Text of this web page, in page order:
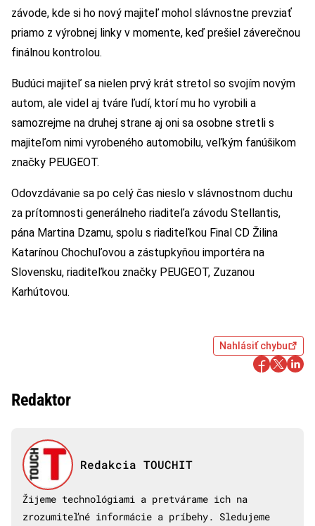
závode, kde si ho nový majiteľ mohol slávnostne prevziať
priamo z výrobnej linky v momente, keď prešiel záverečnou
finálnou kontrolou.
Budúci majiteľ sa nielen prvý krát stretol so svojím novým
autom, ale videl aj tváre ľudí, ktorí mu ho vyrobili a
samozrejme na druhej strane aj oni sa osobne stretli s
majiteľom nimi vyrobeného automobilu, veľkým fanúšikom
značky PEUGEOT.
Odovzdávanie sa po celý čas nieslo v slávnostnom duchu
za prítomnosti generálneho riaditeľa závodu Stellantis,
pána Martina Dzamu, spolu s riaditeľkou Final CD Žilina
Katarínou Chochuľovou a zástupkyňou importéra na
Slovensku, riaditeľkou značky PEUGEOT, Zuzanou
Karhútovou.
Nahlásiť chybu
Redaktor
Redakcia TOUCHIT
Žijeme technológiami a pretvárame ich na
zrozumiteľné informácie a príbehy. Sledujeme